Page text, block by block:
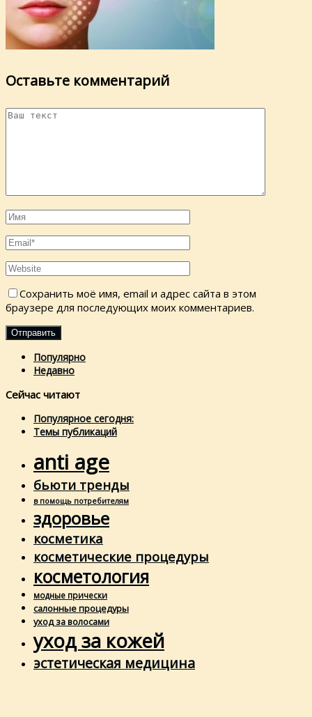
Оставьте комментарий
Сохранить моё имя, email и адрес сайта в этом
браузере для последующих моих комментариев.
Популярно
Недавно
Сейчас читают
Популярное сегодня:
Темы публикаций
anti age
бьюти тренды
в помощь потребителям
здоровье
косметика
косметические процедуры
косметология
модные прически
салонные процедуры
уход за волосами
уход за кожей
эстетическая медицина